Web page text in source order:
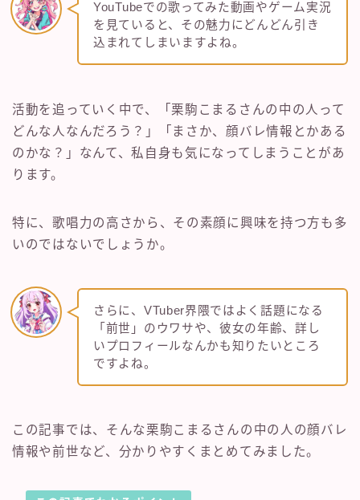
YouTubeでの歌ってみた動画やゲーム実況
を見ていると、その魅力にどんどん引き
込まれてしまいますよね。
活動を追っていく中で、「栗駒こまるさんの中の人って
どんな人なんだろう？」「まさか、顔バレ情報とかある
のかな？」なんて、私自身も気になってしまうことがあ
ります。
特に、歌唱力の高さから、その素顔に興味を持つ方も多
いのではないでしょうか。
さらに、VTuber界隈ではよく話題になる
「前世」のウワサや、彼女の年齢、詳し
いプロフィールなんかも知りたいところ
ですよね。
この記事では、そんな栗駒こまるさんの中の人の顔バレ
情報や前世など、分かりやすくまとめてみました。